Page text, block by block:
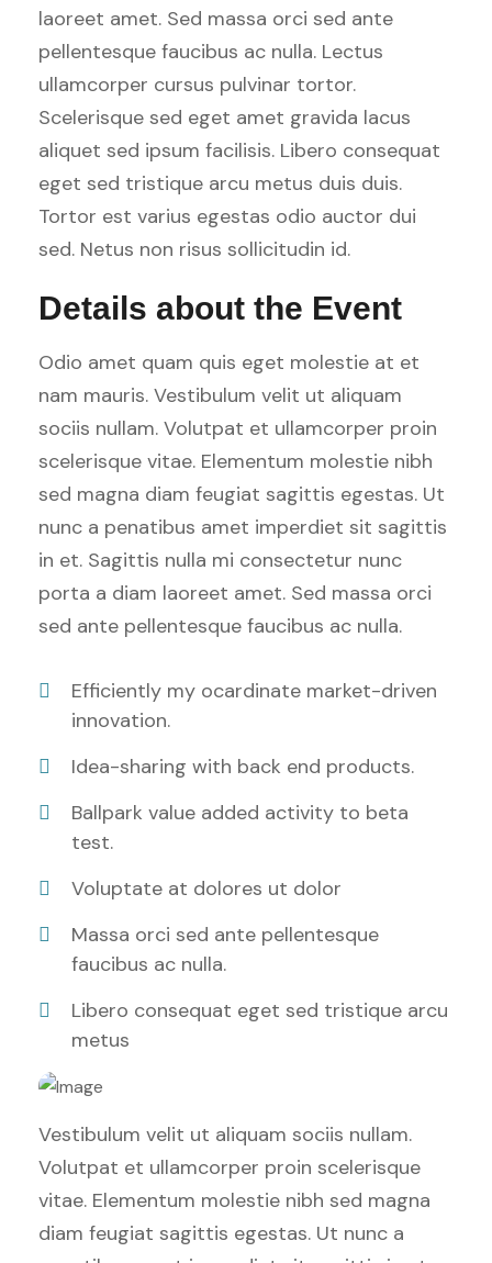
laoreet amet. Sed massa orci sed ante
pellentesque faucibus ac nulla. Lectus
ullamcorper cursus pulvinar tortor.
Scelerisque sed eget amet gravida lacus
aliquet sed ipsum facilisis. Libero consequat
eget sed tristique arcu metus duis duis.
Tortor est varius egestas odio auctor dui
sed. Netus non risus sollicitudin id.
Details about the Event
Odio amet quam quis eget molestie at et
nam mauris. Vestibulum velit ut aliquam
sociis nullam. Volutpat et ullamcorper proin
scelerisque vitae. Elementum molestie nibh
sed magna diam feugiat sagittis egestas. Ut
nunc a penatibus amet imperdiet sit sagittis
in et. Sagittis nulla mi consectetur nunc
porta a diam laoreet amet. Sed massa orci
sed ante pellentesque faucibus ac nulla.
Efficiently my ocardinate market-driven
innovation.
Idea-sharing with back end products.
Ballpark value added activity to beta
test.
Voluptate at dolores ut dolor
Massa orci sed ante pellentesque
faucibus ac nulla.
Libero consequat eget sed tristique arcu
metus
Vestibulum velit ut aliquam sociis nullam.
Volutpat et ullamcorper proin scelerisque
vitae. Elementum molestie nibh sed magna
diam feugiat sagittis egestas. Ut nunc a